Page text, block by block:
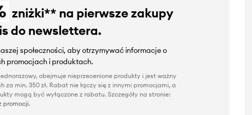
zniżki** na pierwsze zakupy
do newslettera.
społeczności, aby otrzymywać informacje o
promocjach i produktach.
obejmuje nieprzecenione produkty i jest ważny
za min. 350 zł. Rabat nie łączy się z innymi promocjami, a
mogą być wyłączone z rabatu. Szczegóły na stronie:
promocji.